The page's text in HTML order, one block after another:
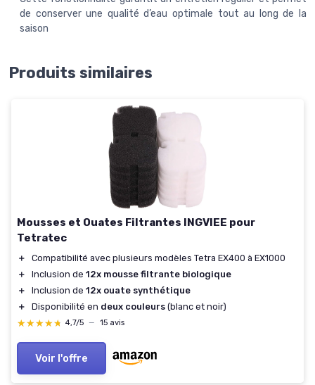
de conserver une qualité d’eau optimale tout au long de la
saison
Produits similaires
Mousses et Ouates Filtrantes INGVIEE pour
Tetratec
＋
Compatibilité avec plusieurs modèles Tetra EX400 à EX1000
＋
Inclusion de 12x mousse filtrante biologique
＋
Inclusion de 12x ouate synthétique
＋
Disponibilité en deux couleurs (blanc et noir)
★★★★★
★★★★★ 4,7/5 — 15 avis
Voir l'offre